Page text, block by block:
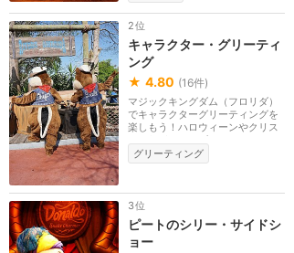
2位
キャラクター・グリーティ
ング
★ 4.80 (16件)
マジックキングダム（フロリダ）
でキャラクターグリーティングを
楽しもう！ハロウィーンやクリス
マスなどのシーズ...
グリーティング
3位
ピートのシリー・サイドシ
ョー